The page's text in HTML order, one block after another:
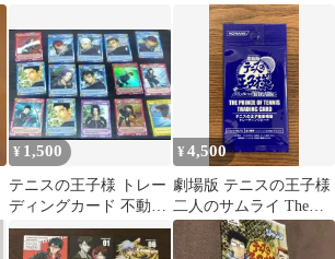
5種7枚セット
¥ 1,500
テニスの王子様 トレー
ディングカード 不動峰
15枚セット まとめ売り
¥4,500
劇場版 テニスの王子様
二人のサムライ The
First Game 未開封